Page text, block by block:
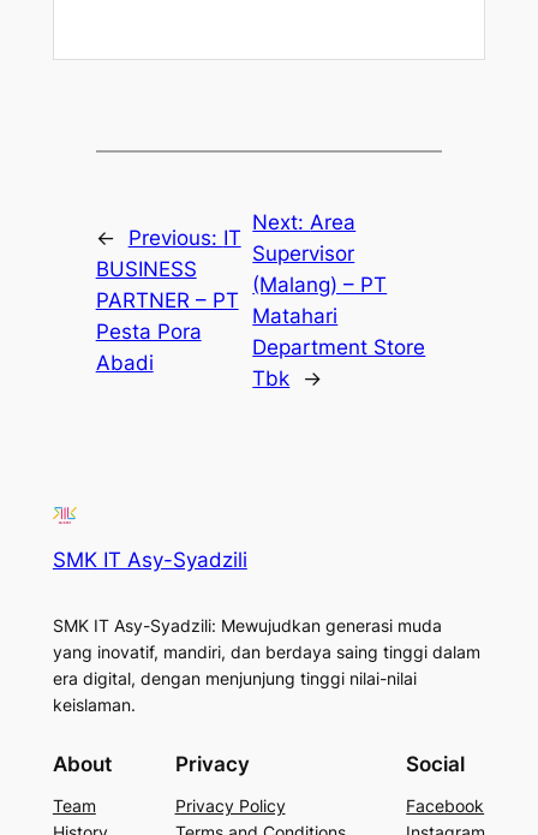
← Previous: IT
BUSINESS
PARTNER – PT
Pesta Pora
Abadi
Next: Area
Supervisor
(Malang) – PT
Matahari
Department Store
Tbk
→
SMK IT Asy-Syadzili
SMK IT Asy-Syadzili: Mewujudkan generasi muda
yang inovatif, mandiri, dan berdaya saing tinggi dalam
era digital, dengan menjunjung tinggi nilai-nilai
keislaman.
About
Team
Privacy
Privacy Policy
Social
Facebook